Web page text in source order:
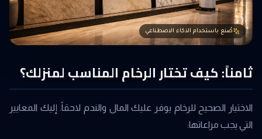
صُنع باستخدام الذكاء الاصطناعي
ثامناً: كيف تختار الرخام المناسب لمنزلك؟
الاختيار الصحيح للرخام يوفر عليك المال والندم لاحقاً. إليك المعايير
التي يجب مراعاتها: